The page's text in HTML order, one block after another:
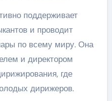
поддерживает
и проводит
по всему миру. Она
и директором
где
дирижеров.